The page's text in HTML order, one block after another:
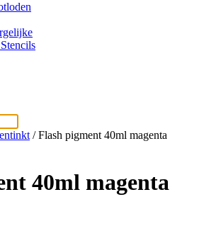
/ Flash pigment 40ml magenta
40ml magenta